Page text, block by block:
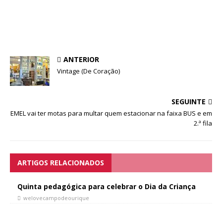
ANTERIOR
Vintage (De Coração)
SEGUINTE
EMEL vai ter motas para multar quem estacionar na faixa BUS e em
2.ª fila
ARTIGOS RELACIONADOS
Quinta pedagógica para celebrar o Dia da Criança
welovecampodeourique